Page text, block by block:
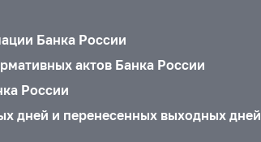
Банка России
актов Банка России
России
дней и перенесенных выходных дней